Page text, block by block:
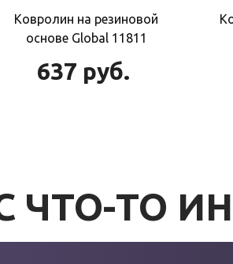
Ковролин на резиновой
основе Global 11811
637 руб.
ЧТО-ТО